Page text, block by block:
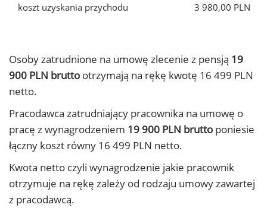
koszt uzyskania przychodu
3 980,00 PLN
Osoby zatrudnione na umowę zlecenie z pensją 19
900 PLN brutto otrzymają na rękę kwotę 16 499 PLN
netto.
Pracodawca zatrudniający pracownika na umowę o
pracę z wynagrodzeniem 19 900 PLN brutto poniesie
łączny koszt równy 16 499 PLN netto.
Kwota netto czyli wynagrodzenie jakie pracownik
otrzymuje na rękę zależy od rodzaju umowy zawartej
z pracodawcą.